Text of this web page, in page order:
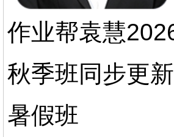
作业帮袁慧
秋季班同步更
暑假班